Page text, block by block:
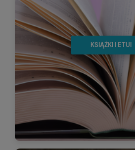
KSIĄŻKI I ETUI